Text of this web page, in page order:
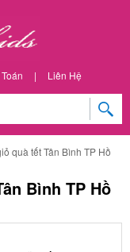
| Liên Hệ
quà tết Tân Bình TP Hồ
Bình TP Hồ